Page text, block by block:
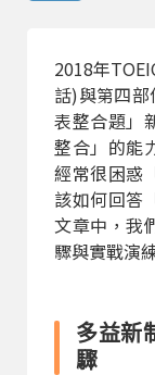
部落格
2018年
話)與第四
表整合題」
整合」的能
經常很困惑
該如何回答
文章中，我
驟與實戰演
多益新
驟